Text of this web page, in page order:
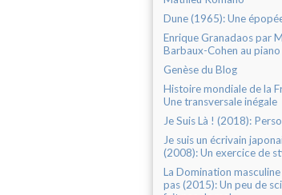
Dune (1965): Une
Enrique Granadaos par
Barbaux-Cohen au piano
Genèse du Blog
Histoire mondiale de la
Une transversale inégale
Je Suis Là ! (2018):
Je suis un écrivain
(2008): Un exercice de
La Domination
pas (2015): Un peu de